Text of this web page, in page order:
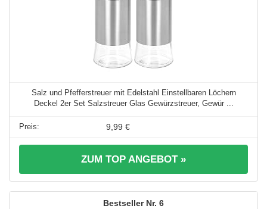
Salz und Pfefferstreuer mit Edelstahl Einstellbaren Löchern
Deckel 2er Set Salzstreuer Glas Gewürzstreuer, Gewür ...
9,99 €
ZUM TOP ANGEBOT »
6